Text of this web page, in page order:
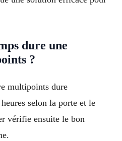
dure une
?
multipoints dure
selon la porte et le
vérifie ensuite le bon